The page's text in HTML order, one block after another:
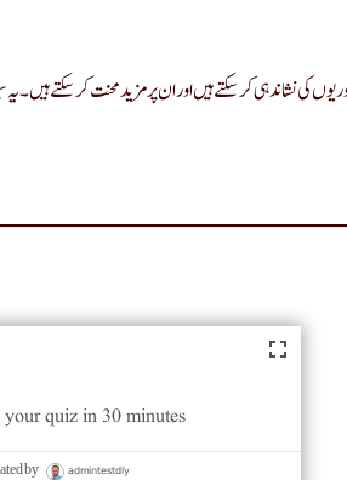
کی نشاندہی کر سکتے ہیں اور ان پر مزید محنت کر سکتے ہیں۔
your quiz in 30 minutes
by admintestdly